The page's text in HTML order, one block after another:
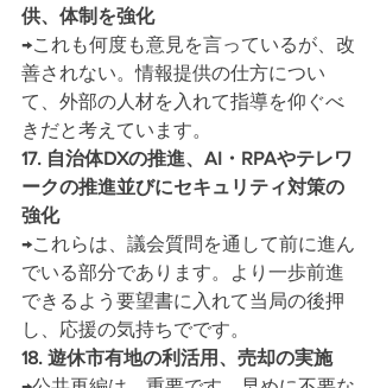
供、体制を強化
→これも何度も意見を言っているが、改
善されない。情報提供の仕方につい
て、外部の人材を入れて指導を仰ぐべ
きだと考えています。
17. 自治体DXの推進、AI・RPAやテレワ
ークの推進並びにセキュリティ対策の
強化
→これらは、議会質問を通して前に進ん
でいる部分であります。より一歩前進
できるよう要望書に入れて当局の後押
し、応援の気持ちでです。
18. 遊休市有地の利活用、売却の実施